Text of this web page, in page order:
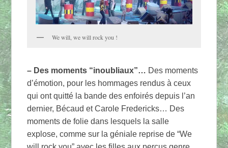
We will, we will rock you !
– Des moments “inoubliaux”… Des moments
d’émotion, pour les hommages rendus à ceux
qui ont quitté la bande des enfoirés depuis l’an
dernier, Bécaud et Carole Fredericks… Des
moments de folie dans lesquels la salle
explose, comme sur la géniale reprise de “We